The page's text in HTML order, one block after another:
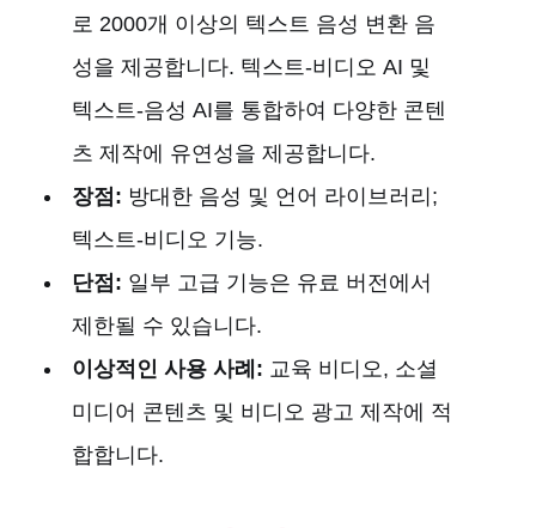
로 2000개 이상의 텍스트 음성 변환 음
성을 제공합니다. 텍스트-비디오 AI 및
텍스트-음성 AI를 통합하여 다양한 콘텐
츠 제작에 유연성을 제공합니다.
장점: 방대한 음성 및 언어 라이브러리;
텍스트-비디오 기능.
단점: 일부 고급 기능은 유료 버전에서
제한될 수 있습니다.
이상적인 사용 사례: 교육 비디오, 소셜
미디어 콘텐츠 및 비디오 광고 제작에 적
합합니다.